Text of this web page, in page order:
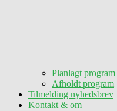
Planlagt program
Afholdt program
Tilmelding nyhedsbrev
Kontakt & om